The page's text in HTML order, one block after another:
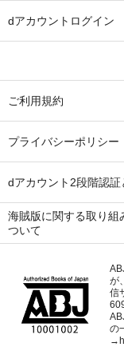
dアカウントログイン
ご利用規約
プライバシーポリシー
dアカウント2段階認証
海賊版に関する取り組
ついて
が
信
の
→